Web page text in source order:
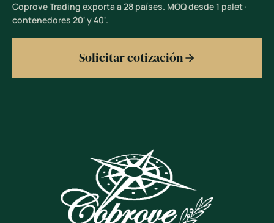
Coprove Trading exporta a 28 países. MOQ desde 1 palet ·
contenedores 20' y 40'.
Solicitar cotización